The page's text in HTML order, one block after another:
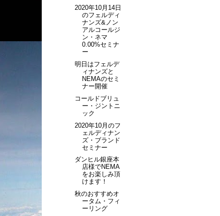
2020年10月14日
のフェルディ
ナンズ&ノン
アルコールジ
ン・ネマ
0.00%セミナ
ー
明日はフェルデ
ィナンズと
NEMAのセミ
ナー開催
コールドブリュ
ー・ジントニ
ック
2020年10月のフ
ェルディナン
ズ・ブランド
セミナー
ダンヒル銀座本
店様でNEMA
をお楽しみ頂
けます！
秋のおすすめオ
ータム・フィ
ーリング